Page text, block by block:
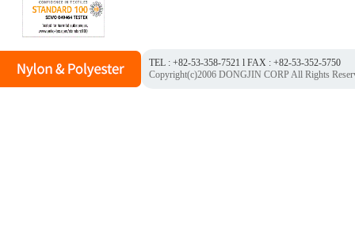
TEL : +82-53-358-7521 l FAX : +82-53-352-5750
Copyright(c)2006 DONGJIN CORP All Rights